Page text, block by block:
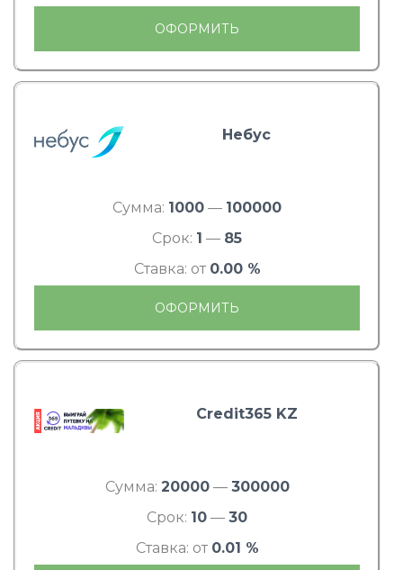
ОФОРМИТЬ
Небус
Сумма: 1000 — 100000
Срок: 1 — 85
Ставка: от 0.00 %
ОФОРМИТЬ
Credit365 KZ
Сумма: 20000— 300000
Срок: 10 — 30
Ставка: от 0.01 %